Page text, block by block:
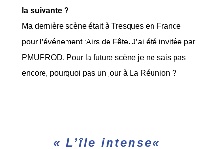
la suivante ?
Ma dernière scène était à Tresques en France
pour l’événement ‘Airs de Fête. J’ai été invitée par
PMUPROD. Pour la future scène je ne sais pas
encore, pourquoi pas un jour à La Réunion ?
«L’île intense«